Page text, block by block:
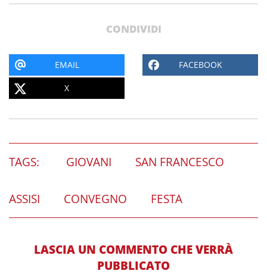
CONDIVIDI
EMAIL FACEBOOK
X
TAGS: GIOVANI SAN FRANCESCO
ASSISI CONVEGNO FESTA
LASCIA UN COMMENTO CHE VERRÀ
PUBBLICATO